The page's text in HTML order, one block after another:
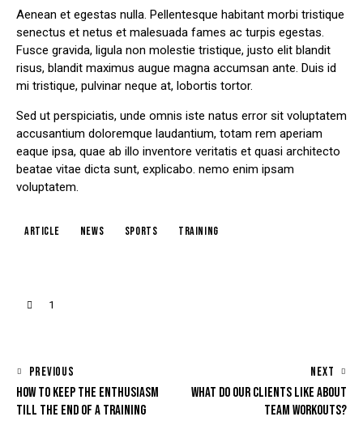
Aenean et egestas nulla. Pellentesque habitant morbi tristique
senectus et netus et malesuada fames ac turpis egestas.
Fusce gravida, ligula non molestie tristique, justo elit blandit
risus, blandit maximus augue magna accumsan ante. Duis id
mi tristique, pulvinar neque at, lobortis tortor.
Sed ut perspiciatis, unde omnis iste natus error sit voluptatem
accusantium doloremque laudantium, totam rem aperiam
eaque ipsa, quae ab illo inventore veritatis et quasi architecto
beatae vitae dicta sunt, explicabo. nemo enim ipsam
voluptatem.
article news sports training
1
PREVIOUS
HOW TO KEEP THE ENTHUSIASM
TILL THE END OF A TRAINING
NEXT
WHAT DO OUR CLIENTS LIKE ABOUT
TEAM WORKOUTS?